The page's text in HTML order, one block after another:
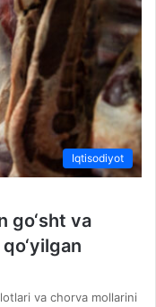
Iqtisodiyot
go‘sht va
va chorva mollarini